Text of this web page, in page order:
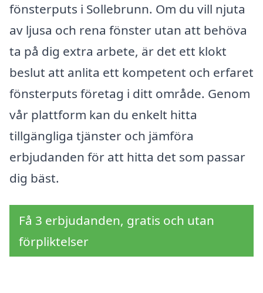
fönsterputs i Sollebrunn. Om du vill njuta
av ljusa och rena fönster utan att behöva
ta på dig extra arbete, är det ett klokt
beslut att anlita ett kompetent och erfaret
fönsterputs företag i ditt område. Genom
vår plattform kan du enkelt hitta
tillgängliga tjänster och jämföra
erbjudanden för att hitta det som passar
dig bäst.
Få 3 erbjudanden, gratis och utan
förpliktelser